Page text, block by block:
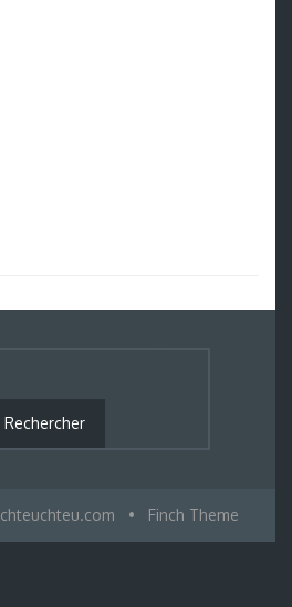
chteuchteu.com • Finch Theme